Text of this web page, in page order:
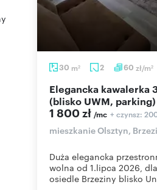
30 m2 2 60 zł/m2
Elegancka kawalerka 30m² w Olsztynie
(blisko UWM, parking)
1 800 zł /mc + czynsz:
mieszkanie Olsztyn,
Duża elegancka
wolna od 1.lipca 2026,
osiedle Brzeziny blisko